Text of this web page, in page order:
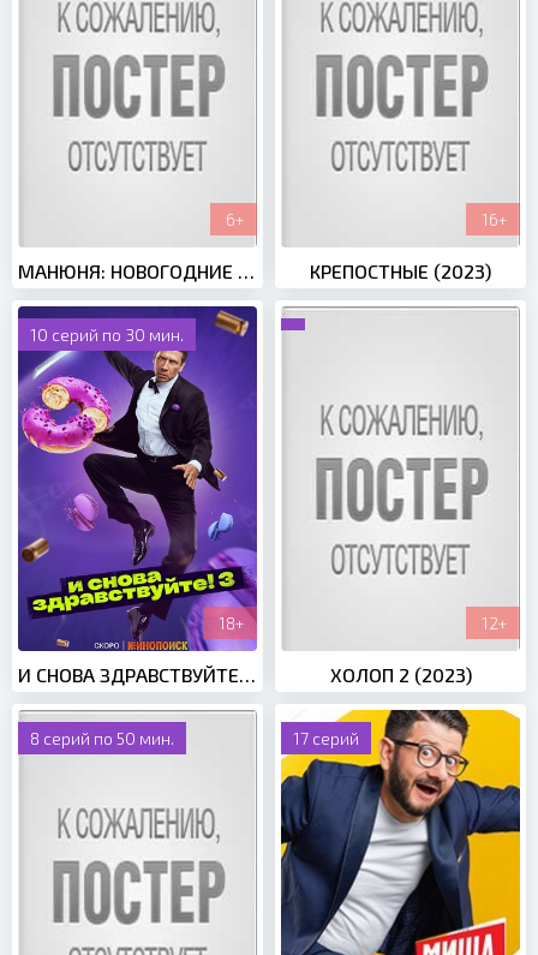
6+
МАНЮНЯ: НОВОГОДНИЕ ПРИКЛЮЧЕНИЯ (2023)
16+
КРЕПОСТНЫЕ (2023)
10 серий по 30 мин.
18+ 12+
ХОЛОП 2 (2023)
8 серий по 50 мин. 17 серий